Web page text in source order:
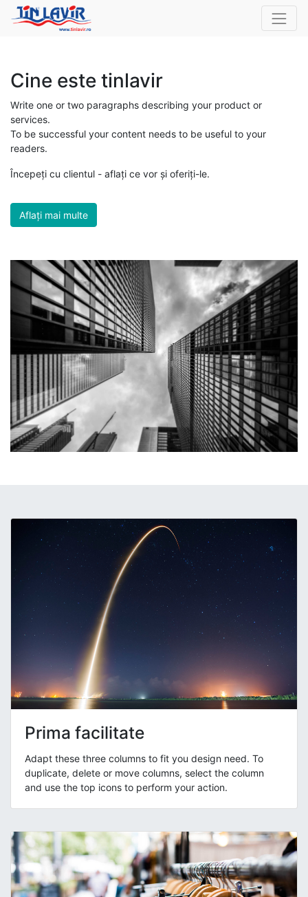
Cine este tinlavir
Write one or two paragraphs describing your product or
services.
To be successful your content needs to be useful to your
readers.
Începeți cu clientul - aflați ce vor și oferiți-le.
Aflați mai multe
Prima facilitate
Adapt these three columns to fit you design need. To
duplicate, delete or move columns, select the column
and use the top icons to perform your action.